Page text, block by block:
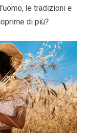
le tradizioni e
di più?